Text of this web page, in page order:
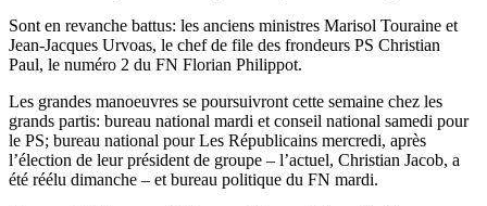
Sont en revanche battus: les anciens ministres Marisol Touraine et
Jean-Jacques Urvoas, le chef de file des frondeurs PS Christian
Paul, le numéro 2 du FN Florian Philippot.
Les grandes manoeuvres se poursuivront cette semaine chez les
grands partis: bureau national mardi et conseil national samedi pour
le PS; bureau national pour Les Républicains mercredi, après
l’élection de leur président de groupe – l’actuel, Christian Jacob, a
été réélu dimanche – et bureau politique du FN mardi.